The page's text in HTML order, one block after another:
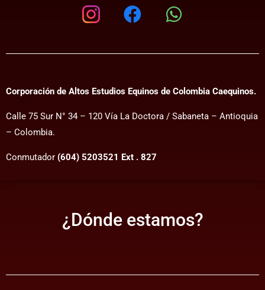
Corporación de Altos Estudios Equinos de Colombia Caequinos.
Calle 75 Sur N° 34 – 120 Vía La Doctora / Sabaneta – Antioquia
– Colombia.
Conmutador (604) 5203521 Ext . 827
¿Dónde estamos?